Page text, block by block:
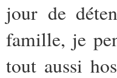
jour de
famille, je
tout aussi